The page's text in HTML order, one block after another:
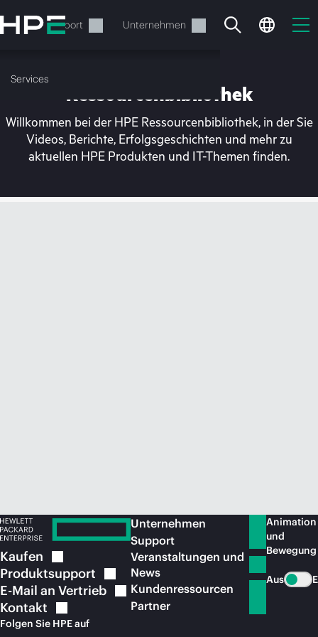
Hauptinhalt
wechseln
Support Unternehmen
Services
Ihr Warenkorb ist aktuell
Ressourcenbibliothek
Willkommen bei der HPE Ressourcenbibliothek, in der Sie
Videos, Berichte, Erfolgsgeschichten und mehr zu
aktuellen HPE Produkten und IT-Themen finden.
Kaufen
Produktsupport
E-Mail an Vertrieb
Kontakt
Folgen Sie HPE auf
Unternehmen
Support
Veranstaltungen und
News
Kundenressourcen
Partner
Animation
und
Bewegung
Aus